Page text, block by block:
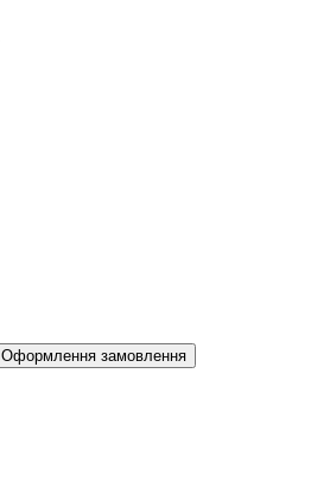
Оформлення замовлення